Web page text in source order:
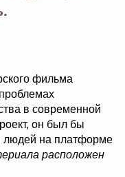
фильма
в современной
он был бы
людей на платформе
расположен